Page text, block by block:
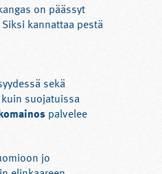
on päässyt
kannattaa pestä
sekä
suojatuissa
palvelee
jo